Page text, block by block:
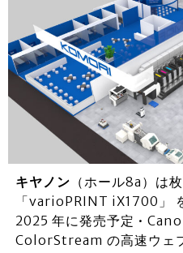
キヤノン （ホール8a）は
「varioPRINT iX1700」
2025 年に発売予定 •
ColorStream の高速ウェ